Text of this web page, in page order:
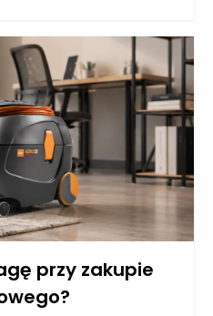
mogą być stworzone z myślą
że możemy maksymalnie
więcej, dzięki elastyczności
stworzone meble mogą
właściciela oraz
przy zakupie